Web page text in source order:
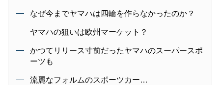
なぜ今までヤマハは四輪を作らなかったのか？
ヤマハの狙いは欧州マーケット？
かつてリリース寸前だったヤマハのスーパースポ
ーツも
流麗なフォルムのスポーツカー…